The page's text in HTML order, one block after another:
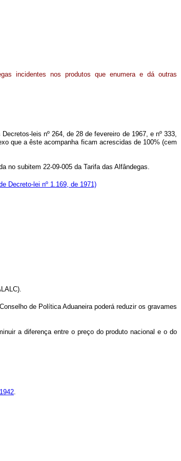
incidentes nos produtos que enumera e dá outras
leis nº 264, de 28 de fevereiro de 1967, e nº 333,
que a êste acompanha ficam acrescidas de 100% (cem
no subitem 22-09-005 da Tarifa das Alfândegas.
Decreto-lei nº 1.169, de 1971)
de Política Aduaneira poderá reduzir os gravames
a diferença entre o preço do produto nacional e o do
.